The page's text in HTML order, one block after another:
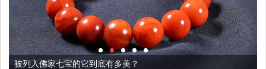
被列入佛家七宝的它到底有多美？